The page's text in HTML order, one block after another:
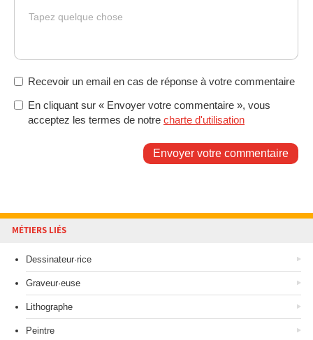
Tapez quelque chose
Recevoir un email en cas de réponse à votre commentaire
En cliquant sur « Envoyer votre commentaire », vous
acceptez les termes de notre charte d'utilisation
Envoyer votre commentaire
MÉTIERS LIÉS
Dessinateur·rice
Graveur·euse
Lithographe
Peintre